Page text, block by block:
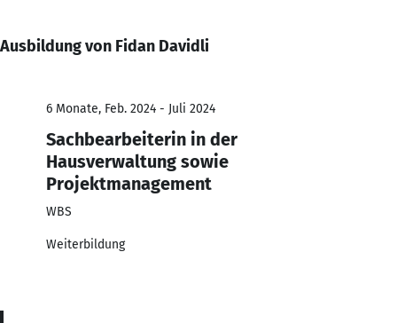
Ausbildung von Fidan Davidli
6 Monate, Feb. 2024 - Juli 2024
Sachbearbeiterin in der
Hausverwaltung sowie
Projektmanagement
WBS
Weiterbildung